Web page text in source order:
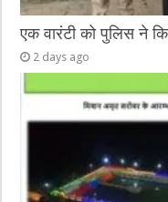
एक वारंटी को पुलिस ने
2 days ago